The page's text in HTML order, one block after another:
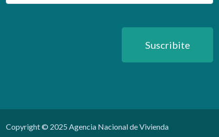
Suscribite
Copyright © 2025 Agencia Nacional de Vivienda